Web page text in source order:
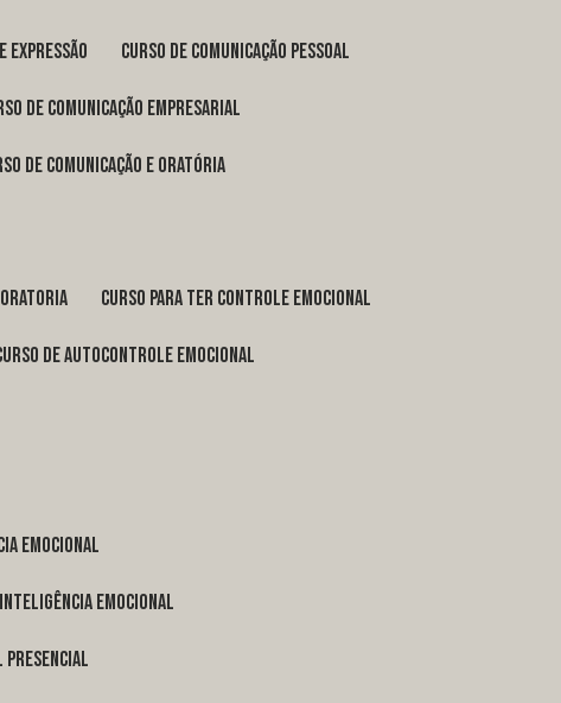
expressão curso de comunicação pessoal
de comunicação empresarial
de comunicação e oratória
oratoria curso para ter controle emocional
curso de autocontrole emocional
emocional
emocional
presencial